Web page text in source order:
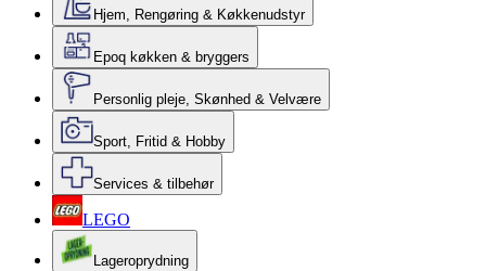
Hjem, Rengøring & Køkkenudstyr
Epoq køkken & bryggers
Personlig pleje, Skønhed & Velvære
Sport, Fritid & Hobby
Services & tilbehør
LEGO
Lageroprydning